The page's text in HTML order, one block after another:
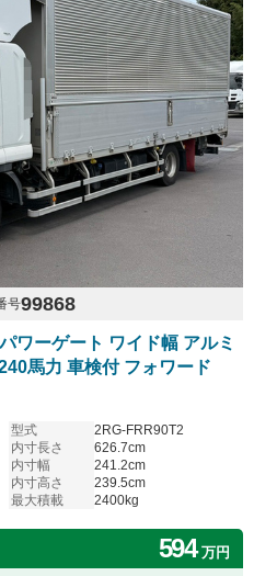
号99868
ワーゲート ワイド幅 アルミ
馬力 車検付 フォワード
型式
2RG-FRR90T2
内寸長さ
626.7cm
内寸幅
241.2cm
内寸高さ
239.5cm
最大積載
2400kg
594万円